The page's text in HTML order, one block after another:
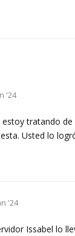
'24
estoy tratando
Usted lo
'24
Issabel lo